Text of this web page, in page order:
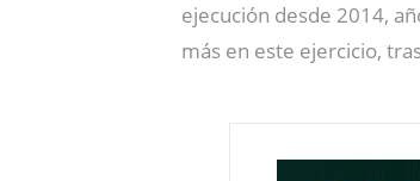
ejecución desde 2014,
más en este ejercicio,